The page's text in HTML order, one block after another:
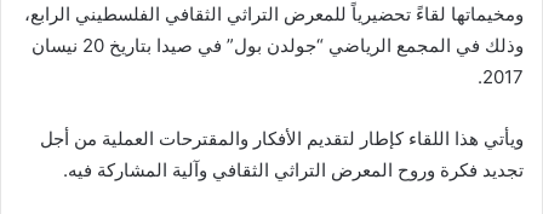
ومخيماتها لقاءً تحضيرياً للمعرض التراثي الثقافي الفلسطيني الرابع،
وذلك في المجمع الرياضي “جولدن بول” في صيدا بتاريخ 20 نيسان
2017.
ويأتي هذا اللقاء كإطار لتقديم الأفكار والمقترحات العملية من أجل
تجديد فكرة وروح المعرض التراثي الثقافي وآلية المشاركة فيه.